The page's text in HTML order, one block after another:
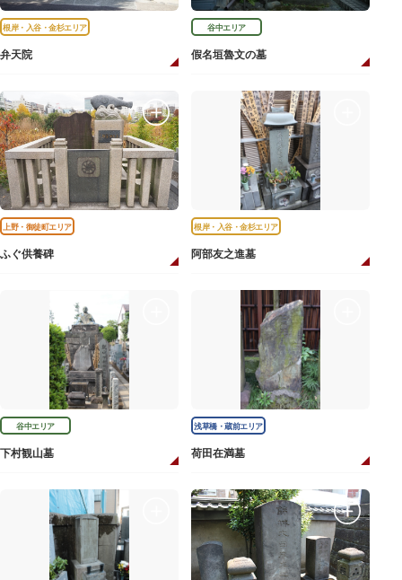
根岸・入谷・金杉エリア
弁天院
谷中エリア
假名垣魯文の墓
上野・御徒町エリア
ふぐ供養碑
根岸・入谷・金杉エリア
阿部友之進墓
谷中エリア
下村観山墓
浅草橋・蔵前エリア
荷田在満墓